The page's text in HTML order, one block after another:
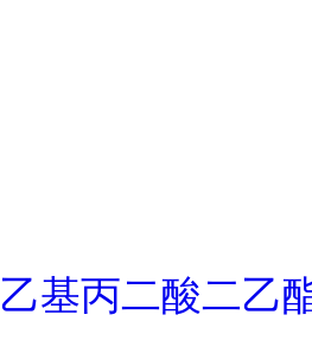
乙基丙二酸二乙